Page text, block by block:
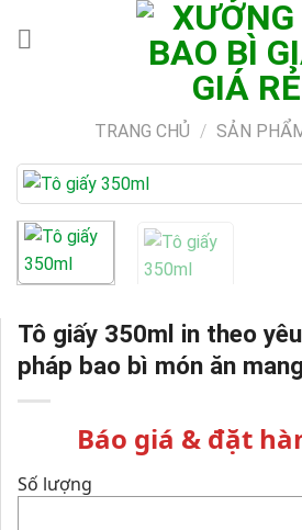
TRANG CHỦ / SẢN
Tô giấy 350ml in theo
pháp bao bì món ăn